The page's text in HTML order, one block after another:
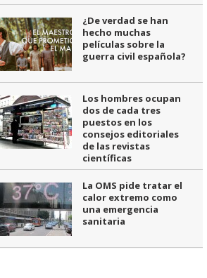
¿De verdad se han
hecho muchas
películas sobre la
guerra civil española?
Los hombres ocupan
dos de cada tres
puestos en los
consejos editoriales
de las revistas
científicas
La OMS pide tratar el
calor extremo como
una emergencia
sanitaria